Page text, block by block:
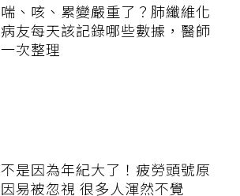
喘、咳、累變嚴重了？肺纖維化
病友每天該記錄哪些數據，醫師
一次整理
不是因為年紀大了！疲勞頭號原
因易被忽視 很多人渾然不覺